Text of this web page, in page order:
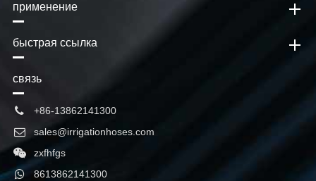
применение
быстрая ссылка
связь
+86-13862141300
sales@irrigationhoses.com
zxfhfgs
8613862141300